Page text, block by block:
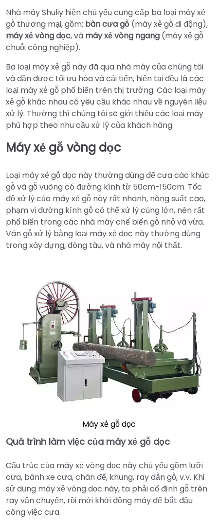
Nhà máy Shuliy hiện chủ yếu cung cấp ba loại máy xẻ
gỗ thương mại, gồm: bàn cưa gỗ (máy xẻ gỗ di động),
máy xẻ vòng dọc, và máy xẻ vòng ngang (máy xẻ gỗ
chuỗi công nghiệp).
Ba loại máy xẻ gỗ này đã qua nhà máy của chúng tôi
và dần được tối ưu hóa và cải tiến, hiện tại đều là các
loại máy xẻ gỗ phổ biến trên thị trường. Các loại máy
xẻ gỗ khác nhau có yêu cầu khác nhau về nguyên liệu
xử lý. Thường thì chúng tôi sẽ giới thiệu các loại máy
phù hợp theo nhu cầu xử lý của khách hàng.
Máy xẻ gỗ vòng dọc
Loại máy xẻ gỗ dọc này thường dùng để cưa các khúc
gỗ và gỗ vuông có đường kính từ 50cm-150cm. Tốc
độ xử lý của máy xẻ gỗ này rất nhanh, năng suất cao,
phạm vi đường kính gỗ có thể xử lý cũng lớn, nên rất
phổ biến trong các nhà máy chế biến gỗ nhỏ và vừa.
Ván gỗ xử lý bằng loại máy xẻ dọc này thường dùng
trong xây dựng, đóng tàu, và nhà máy nội thất.
Máy xẻ gỗ dọc
Quá trình làm việc của máy xẻ gỗ dọc
Cấu trúc của máy xẻ vòng dọc này chủ yếu gồm lưỡi
cưa, bánh xe cưa, chân đế, khung, ray dẫn gỗ, v.v. Khi
sử dụng máy xẻ vòng dọc này, ta phải cố định gỗ trên
ray vận chuyển, rồi mới khởi động máy để bắt đầu
công việc cưa.